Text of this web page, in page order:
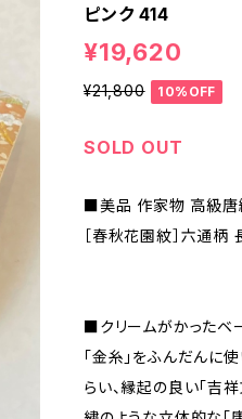
ピンク 414
¥19,620
¥21,800 10%OFF
SOLD OUT
■美品 作家物 高級唐
［春秋花園紋］六通柄
■クリームがかったベ
「金糸」をふんだんに
らい、縁起の良い「吉